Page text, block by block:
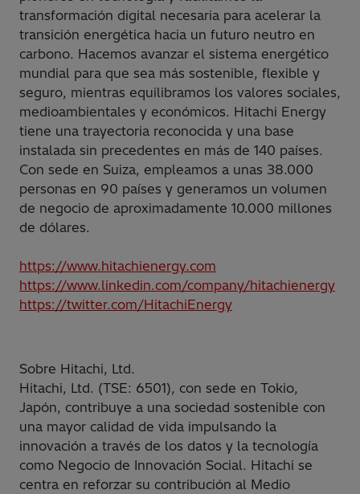
transformación digital necesaria para acelerar la
transición energética hacia un futuro neutro en
carbono. Hacemos avanzar el sistema energético
mundial para que sea más sostenible, flexible y
seguro, mientras equilibramos los valores sociales,
medioambientales y económicos. Hitachi Energy
tiene una trayectoria reconocida y una base
instalada sin precedentes en más de 140 países.
Con sede en Suiza, empleamos a unas 38.000
personas en 90 países y generamos un volumen
de negocio de aproximadamente 10.000 millones
de dólares.
https://www.hitachienergy.com
https://www.linkedin.com/company/hitachienergy
https://twitter.com/HitachiEnergy
Sobre Hitachi, Ltd.
Hitachi, Ltd. (TSE: 6501), con sede en Tokio,
Japón, contribuye a una sociedad sostenible con
una mayor calidad de vida impulsando la
innovación a través de los datos y la tecnología
como Negocio de Innovación Social. Hitachi se
centra en reforzar su contribución al Medio